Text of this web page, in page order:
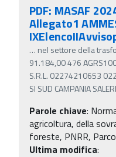
PDF: MASAF
Allegato1
… nel settore della
91.184,00 476
S.R.L. 02274210653
SI SUD CAMPANIA
Parole chiave:
agricoltura, della
foreste, PNRR,
Ultima modifica: